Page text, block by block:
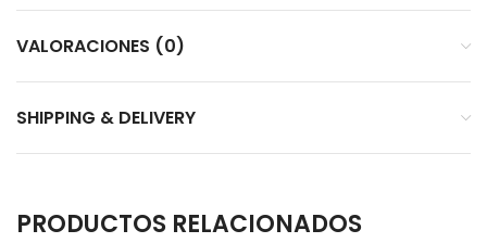
VALORACIONES (0)
SHIPPING & DELIVERY
PRODUCTOS RELACIONADOS